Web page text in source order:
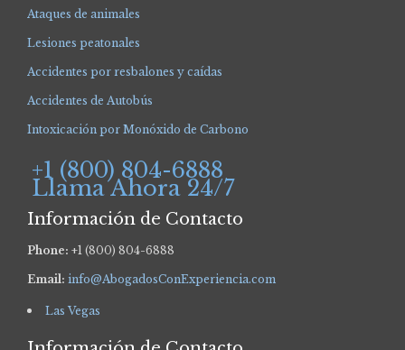
Ataques de animales
Lesiones peatonales
Accidentes por resbalones y caídas
Accidentes de Autobús
Intoxicación por Monóxido de Carbono
+1 (800) 804-6888
Llama Ahora 24/7
Información de Contacto
Phone: +1 (800) 804-6888
Email: info@AbogadosConExperiencia.com
Las Vegas